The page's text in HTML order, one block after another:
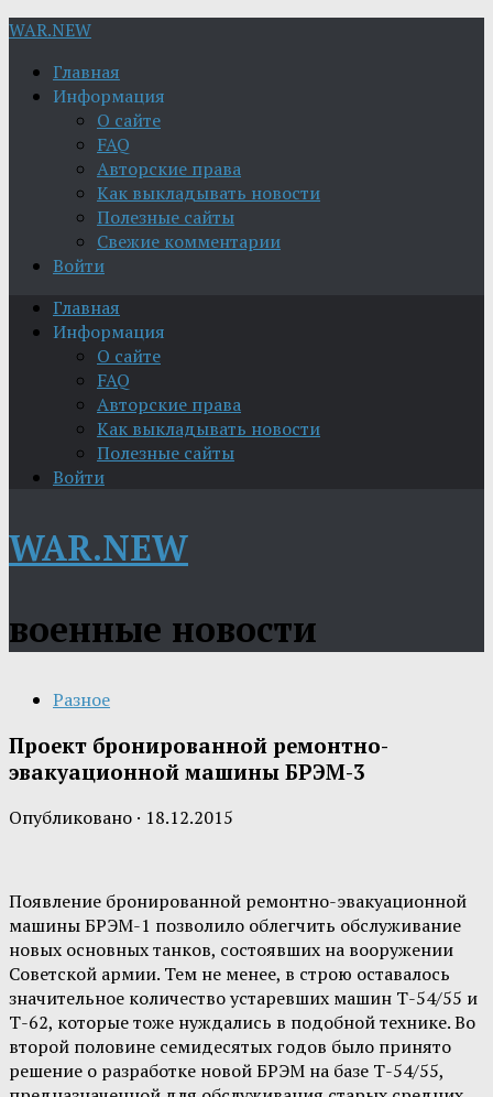
WAR.NEW
Главная
Информация
О сайте
FAQ
Авторские права
Как выкладывать новости
Полезные сайты
Свежие комментарии
Войти
Главная
Информация
О сайте
FAQ
Авторские права
Как выкладывать новости
Полезные сайты
Войти
WAR.NEW
военные новости
Разное
Проект бронированной ремонтно-
эвакуационной машины БРЭМ-3
Опубликовано · 18.12.2015
Появление бронированной ремонтно-эвакуационной
машины БРЭМ-1 позволило облегчить обслуживание
новых основных танков, состоявших на вооружении
Советской армии. Тем не менее, в строю оставалось
значительное количество устаревших машин Т-54/55 и
Т-62, которые тоже нуждались в подобной технике. Во
второй половине семидесятых годов было принято
решение о разработке новой БРЭМ на базе Т-54/55,